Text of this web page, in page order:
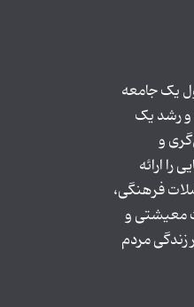
یک جامعه
و رشد یک
و
را ارائه
فرهنگی،
معیشتی و
مردم